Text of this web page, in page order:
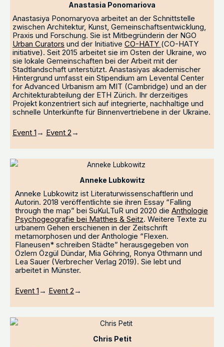
Anastasia Ponomariova
Anastasiya Ponomaryova arbeitet an der Schnittstelle
zwischen Architektur, Kunst, Gemeinschaftsentwicklung,
Praxis und Forschung. Sie ist Mitbegründerin der NGO
Urban Curators und der Initiative СO-HATY (СO-HATY
initiative). Seit 2015 arbeitet sie im Osten der Ukraine, wo
sie lokale Gemeinschaften bei der Arbeit mit der
Stadtlandschaft unterstützt. Anastasiyas akademischer
Hintergrund umfasst ein Stipendium am Levental Center
for Advanced Urbanism am MIT (Cambridge) und an der
Architekturabteilung der ETH Zürich. Ihr derzeitiges
Projekt konzentriert sich auf integrierte, nachhaltige und
schnelle Unterkünfte für Binnenvertriebene in der Ukraine.
Event 1 → Event 2 →
Anneke Lubkowitz
Anneke Lubkowitz ist Literaturwissenschaftlerin und
Autorin. 2018 veröffentlichte sie ihren Essay “Falling
through the map” bei SuKuLTuR und 2020 die Anthologie
Psychogeografie bei Matthes & Seitz. Weitere Texte zu
urbanem Gehen erschienen in der Zeitschrift
metamorphosen und der Anthologie “Flexen.
Flaneusen* schreiben Städte” herausgegeben von
Özlem Özgül Dündar, Mia Göhring, Ronya Othmann und
Lea Sauer (Verbrecher Verlag 2019). Sie lebt und
arbeitet in Münster.
Event 1 → Event 2 →
Chris Petit